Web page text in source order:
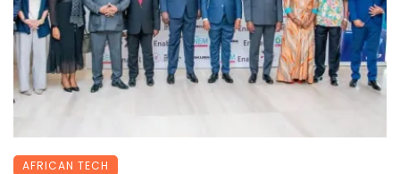
AFRICAN TECH